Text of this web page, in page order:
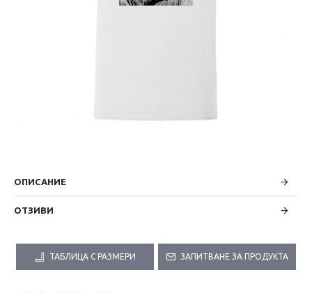
ОПИСАНИЕ
ОТЗИВИ
ТАБЛИЦА С РАЗМЕРИ ЗАПИТВАНЕ ЗА ПРОДУКТА